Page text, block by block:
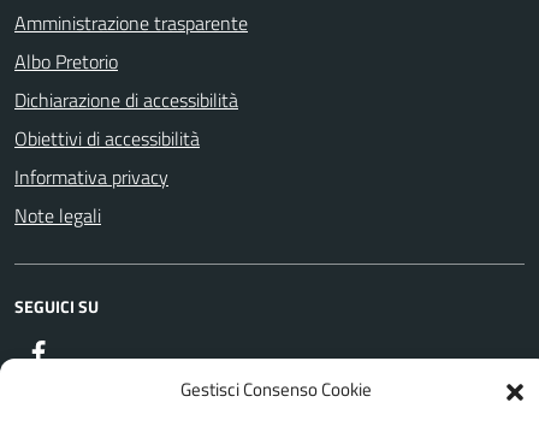
Gestisci Consenso Cookie
Amministrazione trasparente
Albo Pretorio
Dichiarazione di accessibilità
Obiettivi di accessibilità
Informativa privacy
Note legali
SEGUICI SU